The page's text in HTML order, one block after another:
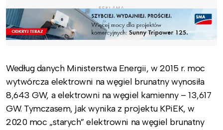
REKLAMA
Według danych Ministerstwa Energii, w 2015 r. moc
wytwórcza elektrowni na węgiel brunatny wynosiła
8,643 GW, a elektrowni na węgiel kamienny – 13,617
GW. Tymczasem, jak wynika z projektu KPiEK, w
2020 moc „starych” elektrowni na węgiel brunatny